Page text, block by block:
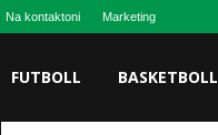
Na kontaktoni Marketing
FUTBOLL BASKETBOLL